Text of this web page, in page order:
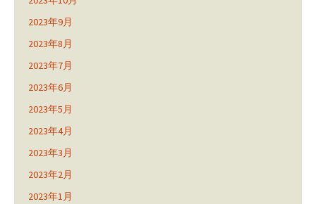
2023年9月
2023年8月
2023年7月
2023年6月
2023年5月
2023年4月
2023年3月
2023年2月
2023年1月